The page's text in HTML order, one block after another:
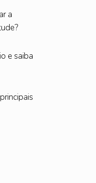
a
e saiba